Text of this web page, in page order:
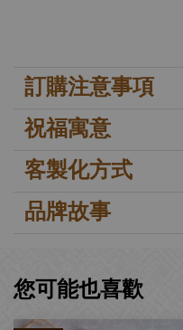
訂購注意事項
祝福寓意
客製化方式
品牌故事
您可能也喜歡